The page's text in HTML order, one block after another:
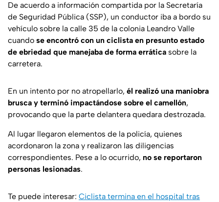
De acuerdo a información compartida por la Secretaría
de Seguridad Pública (SSP), un conductor iba a bordo su
vehículo sobre la calle 35 de la colonia Leandro Valle
cuando se encontró con un ciclista en presunto estado
de ebriedad que manejaba de forma errática sobre la
carretera.
En un intento por no atropellarlo, él realizó una maniobra
brusca y terminó impactándose sobre el camellón,
provocando que la parte delantera quedara destrozada.
Al lugar llegaron elementos de la policía, quienes
acordonaron la zona y realizaron las diligencias
correspondientes. Pese a lo ocurrido, no se reportaron
personas lesionadas.
Te puede interesar: Ciclista termina en el hospital tras